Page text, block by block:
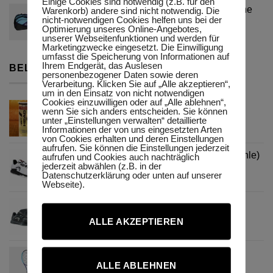
250,00 €225,00 €.
Dunlop FX-Performance 12er Schlägertasche
149,99€ Ursprünglicher
Preis
war:
149,99 €
115,00€Aktueller
Preis
ist:
115,00 €.
BELIEBTE ARTIKEL
Spielball Head WTB ONE 4er Dose
12,50€
Sprint Pro 3.5 Carpet Men WHBK (glatte Sohle)
130,00€ Ursprünglicher
100,00€Aktueller
Head Sprint Team 3.5 Clay Men BKBK
€ Ursprünglicher
war:
90,00€Aktueller
ist:
Ursprünglicher
175,00€Aktueller
Warenkorb) andere sind nicht notwendig. Die
nicht-notwendigen Cookies helfen uns bei der
Optimierung unseres Online-Angebotes,
unserer Webseitenfunktionen und werden für
Marketingzwecke eingesetzt. Die Einwilligung
umfasst die Speicherung von Informationen auf
Ihrem Endgerät, das Auslesen
personenbezogener Daten sowie deren
Verarbeitung. Klicken Sie auf „Alle akzeptieren“,
um in den Einsatz von nicht notwendigen
Cookies einzuwilligen oder auf „Alle ablehnen“,
wenn Sie sich anders entscheiden. Sie können
unter „Einstellungen verwalten“ detaillierte
Informationen der von uns eingesetzten Arten
von Cookies erhalten und deren Einstellungen
aufrufen. Sie können die Einstellungen jederzeit
aufrufen und Cookies auch nachträglich
jederzeit abwählen (z.B. in der
Datenschutzerklärung oder unten auf unserer
Webseite).
ALLE AKZEPTIEREN
ALLE ABLEHNEN